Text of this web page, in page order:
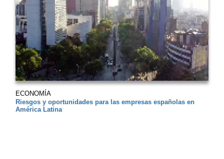
ECONOMÍA
Riesgos y oportunidades para las empresas españolas en
América Latina